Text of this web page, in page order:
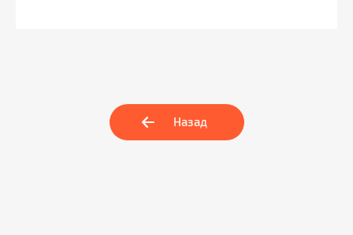
Назад